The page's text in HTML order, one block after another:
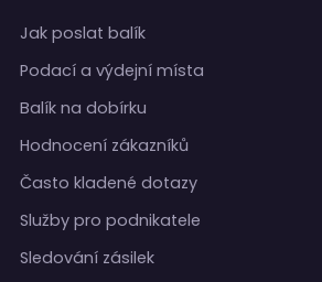
Jak poslat balík
Podací a výdejní místa
Balík na dobírku
Hodnocení zákazníků
Často kladené dotazy
Služby pro podnikatele
Sledování zásilek